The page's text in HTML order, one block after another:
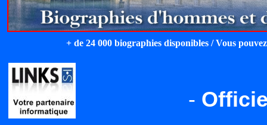
+ de 24 000 biographies disponibles / Vous
-